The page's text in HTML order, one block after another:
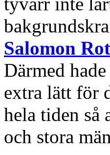
Salomon
Därmed
extra lätt för
hela tiden så
och stora